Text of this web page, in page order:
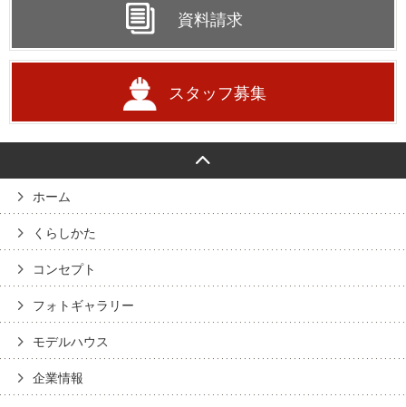
資料請求
スタッフ募集
ホーム
くらしかた
コンセプト
フォトギャラリー
モデルハウス
企業情報